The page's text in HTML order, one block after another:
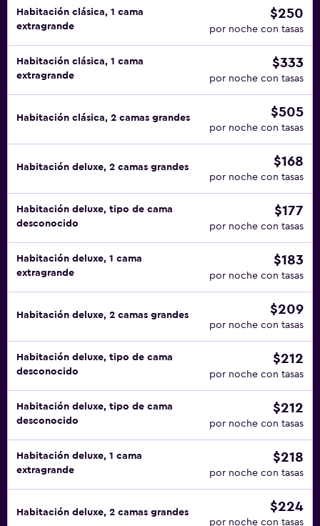
Habitación clásica, 1 cama
extragrande
$250
por noche con tasas
Habitación clásica, 1 cama
extragrande
$333
por noche con tasas
Habitación clásica, 2 camas grandes $505
por noche con tasas
Habitación deluxe, 2 camas grandes $168
por noche con tasas
Habitación deluxe, tipo de cama
desconocido
$177
por noche con tasas
Habitación deluxe, 1 cama
extragrande
$183
por noche con tasas
Habitación deluxe, 2 camas grandes $209
por noche con tasas
Habitación deluxe, tipo de cama
desconocido
$212
por noche con tasas
Habitación deluxe, tipo de cama
desconocido
$212
por noche con tasas
Habitación deluxe, 1 cama
extragrande
$218
por noche con tasas
Habitación deluxe, 2 camas grandes $224
por noche con tasas